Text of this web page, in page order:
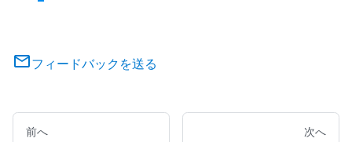
フィードバックを送る
前へ 次へ